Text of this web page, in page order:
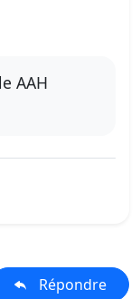
AAH
Répondre